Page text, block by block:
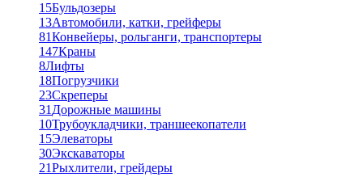
15Бульдозеры
13Автомобили, катки, грейферы
81Конвейеры, рольганги, транспортеры
147Краны
8Лифты
18Погрузчики
23Скреперы
31 Дорожные машины
10Трубоукладчики, траншеекопатели
15Элеваторы
30Экскаваторы
21Рыхлители, грейдеры